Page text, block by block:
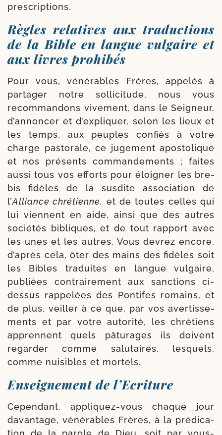
prescriptions.
Règles relatives aux traductions
de la Bible en langue vulgaire et
aux livres prohibés
Pour vous, véné­rables Frères, appe­lés à
par­ta­ger notre sol­li­ci­tude, nous vous
recom­man­dons vive­ment, dans le Seigneur,
d’annoncer et d’expliquer, selon les lieux et
les temps, aux peuples confiés à votre
charge pas­to­rale, ce juge­ment apos­to­lique
et nos pré­sents commande­ments ; faites
aus­si tous vos efforts pour éloi­gner les bre­
bis fidèles de la sus­dite asso­cia­tion de
l’Alliance chré­tienne, et de toutes celles qui
lui viennent en aide, ain­si que des autres
socié­tés bibliques, et de tout rap­port avec
les unes et les autres. Vous devrez encore,
d’après cela, ôter des mains des fidèles soit
les Bibles tra­duites en langue vul­gaire,
publiées contrai­re­ment aux sanc­tions ci-​
dessus rap­pe­lées des Pontifes romains, et
de plus, veiller à ce que, par vos aver­tis­se­
ments et par votre auto­ri­té, les chré­tiens
apprennent quels pâtu­rages ils doivent
regar­der comme salu­taires, les­quels,
comme nui­sibles et mortels.
Enseignement de l’Ecriture
Cependant, appliquez-​vous chaque jour
davan­tage, véné­rables Frères, à la pré­di­ca­